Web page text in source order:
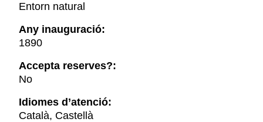
Entorn natural
Any inauguració:
1890
Accepta reserves?:
No
Idiomes d’atenció:
Català, Castellà